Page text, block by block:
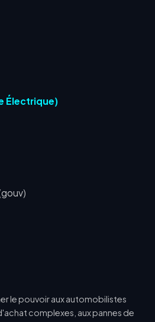
Électrique)
le pouvoir aux automobilistes
complexes, aux pannes de